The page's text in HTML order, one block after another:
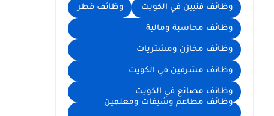
وظائف فنيين في الكويت وظائف قطر
وظائف محاسبة ومالية
وظائف مخازن ومشتريات
وظائف مشرفين في الكويت
وظائف مصانع في الكويت
وظائف مطاعم وشيفات ومعلمين